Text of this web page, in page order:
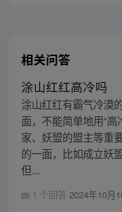
相关问答
涂山红红高冷吗
涂山红红有霸气冷漠
面，不能简单地用“
家、妖盟的盟主等重
的一面，比如成立妖
但...
1 个回答 2024年10月